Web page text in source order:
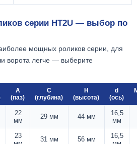
серии HT2U — выбор по
мощных роликов серии, для
ворота легче — выберите
A
(паз)
C
(глубина)
H
(высота)
d
(ось)
22
мм
29 мм 44 мм
16,5
мм
23
31 мм 56 мм
16,5